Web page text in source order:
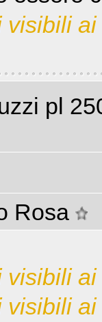
visibili
pl
Rosa
visibili
visibili